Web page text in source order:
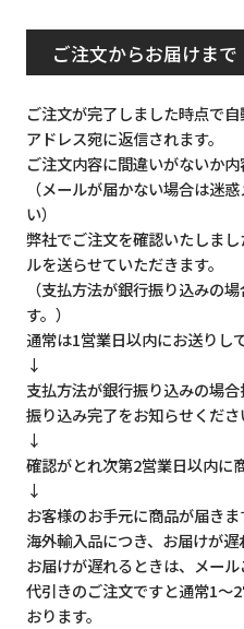
ご注文からお届けまで
ご注文が完了しました時点で
アドレス宛に返信されます。
ご注文内容に間違いがないか内
（メールが届かない場合は迷
い）
弊社でご注文を確認いたしま
ルを送らせていただきます。
（支払方法が銀行振り込みの
す。）
通常は1営業日以内にお送りし
↓
支払方法が銀行振り込みの場
振り込み完了をお知らせくださ
↓
確認がとれ次第2営業日以内に
↓
お客様のお手元に商品が届きま
海外輸入品につき、お届けが遅
お届けが遅れるときは、メール
代引きのご注文ですと通常1～
おります。